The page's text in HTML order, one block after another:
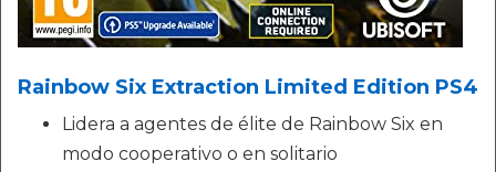
Rainbow Six Extraction Limited Edition PS4
Lidera a agentes de élite de Rainbow Six en
modo cooperativo o en solitario